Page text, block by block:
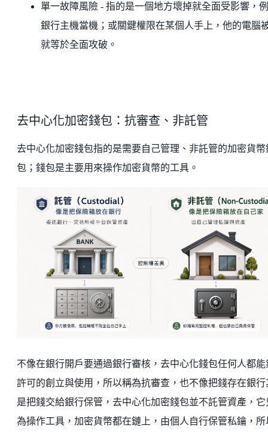
單一故障風險 - 指的是一個地方壞掉就全面受影響，
銀行主機當機；或關鍵權限在某個人手上，他的電腦
就等於全面攻破。
去中心化加密錢包：抗審查、非託管
去中心化加密錢包指的是需要自己管理、非託管的加密貨幣
包；錢包是主要用來操作加密貨幣的工具。
不像在銀行開戶要通過銀行審核，去中心化錢包任何人都能
許可的創立與使用，所以稱為抗審查，也不像把錢存在銀行
是把錢交給銀行保管，去中心化加密錢包並不託管資產，它
為操作工具，加密貨幣都在鏈上，由個人自行保管私鑰，所